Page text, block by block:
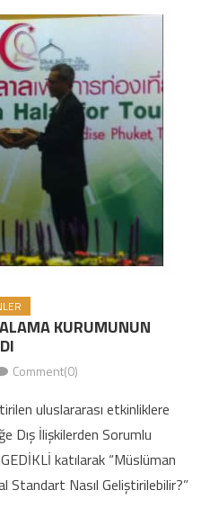
KURUMUNUN
Comment(0)
uluslararası etkinliklere
Dış İlişkilerden Sorumlu
katılarak “Müslüman
Standart Nasıl Geliştirilebilir?”